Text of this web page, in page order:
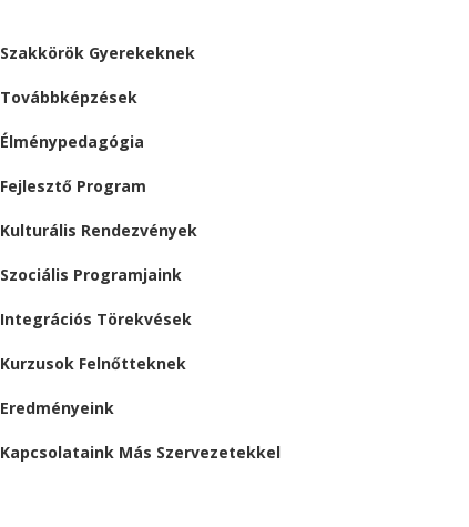
Szakkörök Gyerekeknek
Továbbképzések
Élménypedagógia
Fejlesztő Program
Kulturális Rendezvények
Szociális Programjaink
Integrációs Törekvések
Kurzusok Felnőtteknek
Eredményeink
Kapcsolataink Más Szervezetekkel